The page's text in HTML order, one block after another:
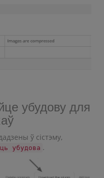
убудову для
ў сістэму,
убудова .